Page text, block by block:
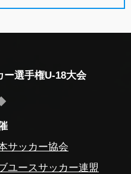
ー選手権U-18大会
サッカー協会
ユースサッカー連盟